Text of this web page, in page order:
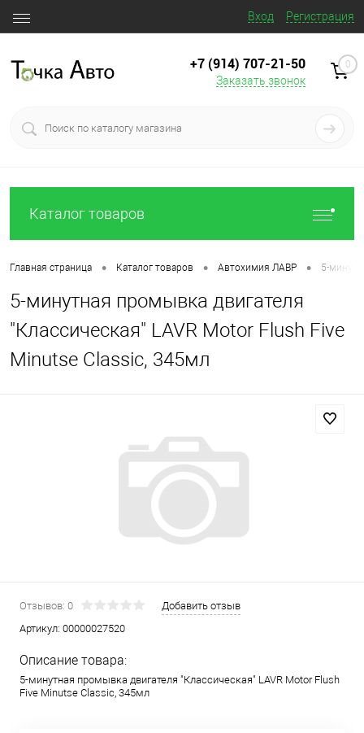
Вход Регистрация
+7 (914) 707‒21‒50
Заказать звонок
0
Каталог товаров
Главная страница • Каталог товаров • Автохимия ЛАВР • 5-
5-минутная промывка двигателя
"Классическая" LAVR Motor Flush Five
Minutse Classic, 345мл
Отзывов: 0
Добавить отзыв
Артикул: 00000027520
Описание товара:
5-минутная промывка двигателя "Классическая" LAVR Motor Flush
Five Minutse Classic, 345мл